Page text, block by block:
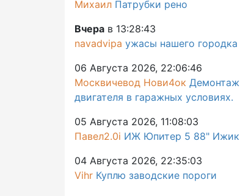
Михаил Патрубки рено
Вчера в 13:28:43
navadvipa ужасы нашего городка
06 Августа 2026, 22:06:46
Москвичевод Нови4ок Демонтаж
двигателя в гаражных условиях.
05 Августа 2026, 11:08:03
Павел2.0i ИЖ Юпитер 5 88" Ижик
04 Августа 2026, 22:35:03
Vihr Куплю заводские пороги